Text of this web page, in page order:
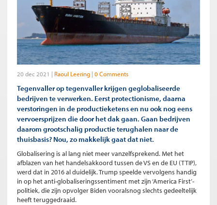
20 dec 2021 Raoul Leering 0 Comments
Tegenvaller op tegenvaller krijgen geglobaliseerde
bedrijven te verwerken. Eerst protectionisme, daarna
verstoringen in de productieketens en nu ook nog eens
vervoersprijzen die door het dak gaan. Gaan bedrijven
daarom grootschalig productie terughalen naar de
thuisbasis? Nou, zo makkelijk gaat dat niet.
Globalisering is al lang niet meer vanzelfsprekend. Met het
afblazen van het handelsakkoord tussen de VS en de EU (TTIP),
werd dat in 2016 al duidelijk. Trump speelde vervolgens handig
in op het anti-globaliseringssentiment met zijn ‘America First’-
politiek, die zijn opvolger Biden vooralsnog slechts gedeeltelijk
heeft teruggedraaid.